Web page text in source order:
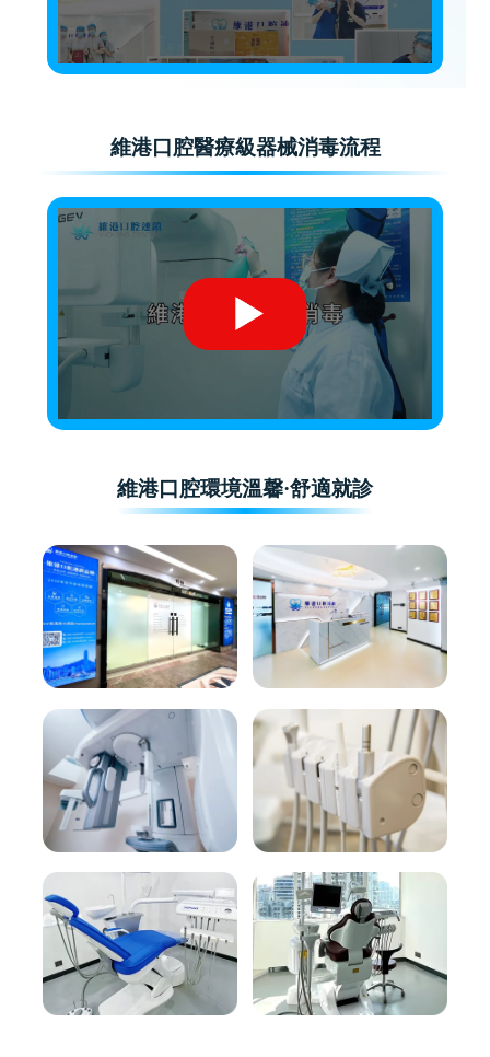
維港口腔醫療級器械消毒流程
維港口腔環境溫馨·舒適就診